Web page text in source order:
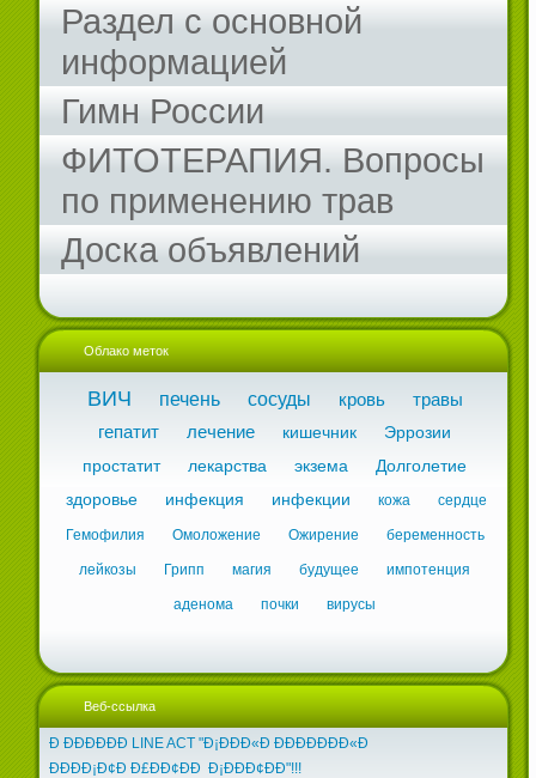
Раздел с основной
информацией
Гимн России
ФИТОТЕРАПИЯ. Вопросы
по применению трав
Доска объявлений
Облако меток
ВИЧ печень сосуды кровь
травы
гепатит
лечение кишечник
Эррозии
простатит
лекарства экзема
Долголетие
здоровье
инфекция инфекции кожа сердце
Гемофилия Омоложение Ожирение беременность
лейкозы Грипп магия будущее импотенция
аденома почки вирусы
Веб-ссылка
Ð ÐÐÐÐÐÐ LINE ACT "Ð¡ÐÐÐ«Ð ÐÐÐÐÐÐÐ«Ð
ÐÐÐÐ¡Ð¢Ð Ð£ÐÐ¢ÐÐ Ð¡ÐÐÐ¢ÐÐ"!!!